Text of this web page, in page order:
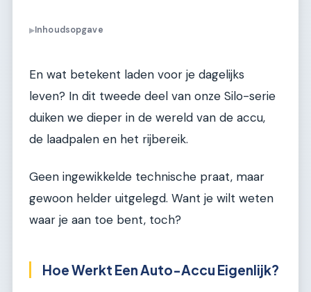
▶Inhoudsopgave
En wat betekent laden voor je dagelijks
leven? In dit tweede deel van onze Silo-serie
duiken we dieper in de wereld van de accu,
de laadpalen en het rijbereik.
Geen ingewikkelde technische praat, maar
gewoon helder uitgelegd. Want je wilt weten
waar je aan toe bent, toch?
Hoe Werkt Een Auto-Accu Eigenlijk?